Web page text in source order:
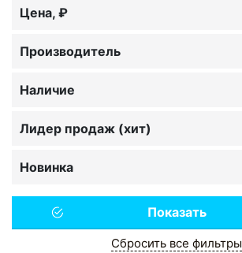
Цена, ₽
Производитель
Наличие
Лидер продаж (хит)
Новинка
Сбросить все фильтры